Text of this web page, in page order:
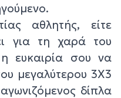
αθλητής, είτε
για τη χαρά του
η ευκαιρία σου να
μεγαλύτερου 3Χ3
δίπλα